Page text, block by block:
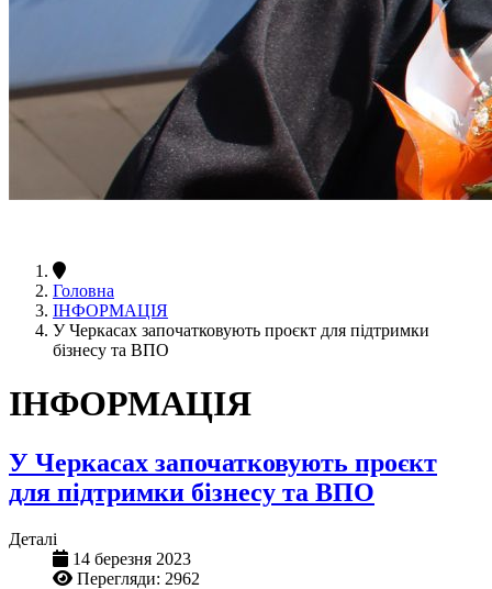
Головна
ІНФОРМАЦІЯ
У Черкасах започатковують проєкт для підтримки
бізнесу та ВПО
ІНФОРМАЦІЯ
У Черкасах започатковують проєкт
для підтримки бізнесу та ВПО
Деталі
14 березня 2023
Перегляди: 2962